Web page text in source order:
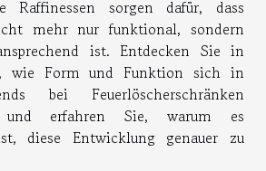
Raffinessen sorgen dafür, dass
mehr nur funktional, sondern
ist. Entdecken Sie in
wie Form und Funktion sich in
bei Feuerlöscherschränken
erfahren Sie, warum es
diese Entwicklung genauer zu